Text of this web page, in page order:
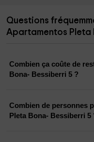
Questions
Apartamentos Pleta
Combien ça coûte de
Bona- Bessiberri 5 ?
Combien de personnes
Pleta Bona- Bessiberri 5